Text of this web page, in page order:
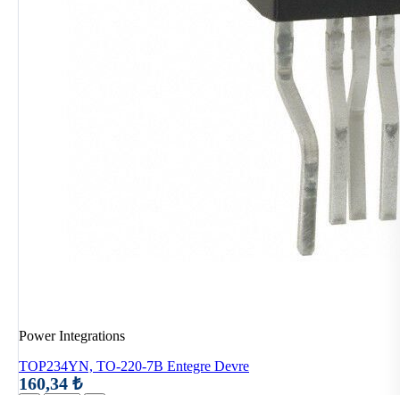
Power Integrations
TOP234YN, TO-220-7B Entegre Devre
160,34 ₺